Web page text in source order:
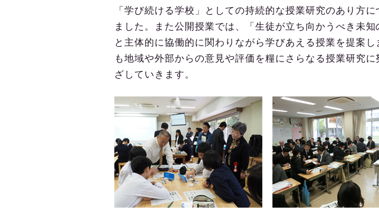
「学び続ける学校」としての持続的な授業研究のあり方
ました。また公開授業では、「生徒が立ち向かうべき未
と主体的に協働的に関わりながら学びあえる授業を提案
も地域や外部からの意見や評価を糧にさらなる授業研究
ざしていきます。